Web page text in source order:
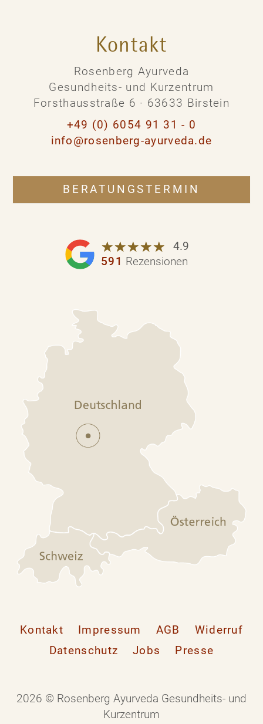
Kontakt
Rosenberg Ayurveda
Gesundheits- und Kurzentrum
Forsthausstraße 6 · 63633 Birstein
+49 (0) 6054 91 31 - 0
info@rosenberg-ayurveda.de
BERATUNGSTERMIN
☆☆☆☆☆
★★★★★
4.9
591 Rezensionen
Kontakt Impressum AGB
Widerruf
Datenschutz
Jobs Presse
2026 © Rosenberg Ayurveda Gesundheits- und
Kurzentrum